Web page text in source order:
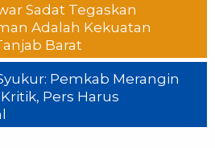
Sadat Tegaskan
Adalah Kekuatan
Barat
Pemkab Merangin
Pers Harus